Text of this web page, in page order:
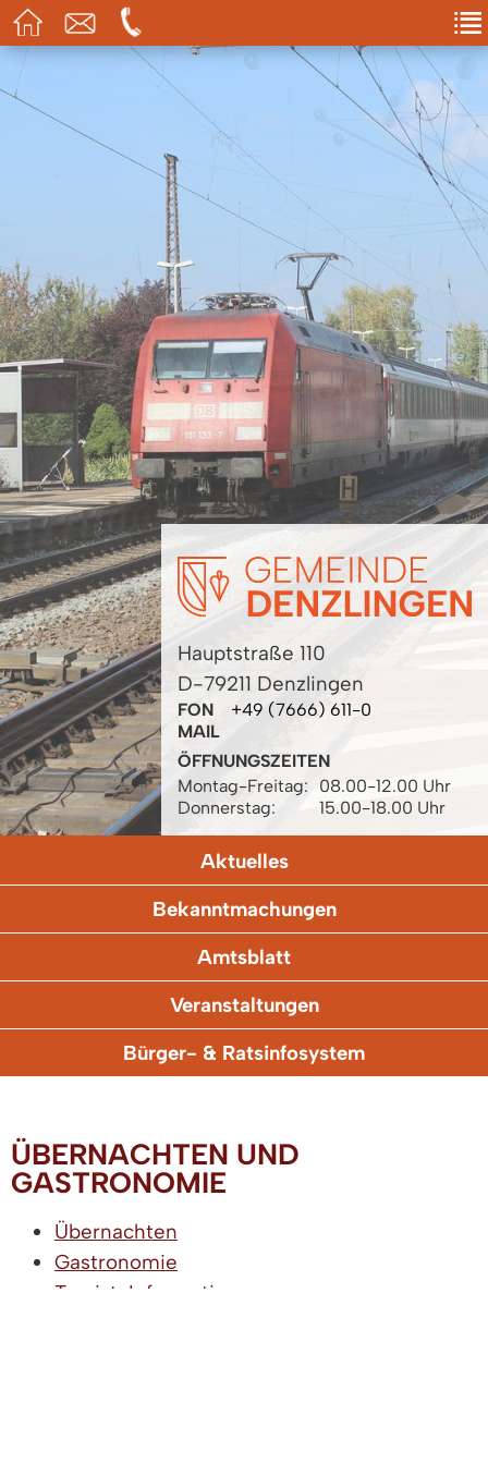
Hauptstraße 110
D-79211 Denzlingen
FON
+49 (7666) 611-0
MAIL
ÖFFNUNGSZEITEN
Montag-Freitag:
08.00-12.00 Uhr
Donnerstag:
15.00-18.00 Uhr
Aktuelles
Bekanntmachungen
Amtsblatt
Veranstaltungen
Bürger- & Ratsinfosystem
ÜBERNACHTEN UND
GASTRONOMIE
Übernachten
Gastronomie
Tourist-Information